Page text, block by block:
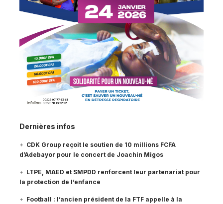
Dernières infos
CDK Group reçoit le soutien de 10 millions FCFA
d’Adebayor pour le concert de Joachin Migos
LTPE, MAED et SMPDD renforcent leur partenariat pour
la protection de l’enfance
Football : l’ancien président de la FTF appelle à la